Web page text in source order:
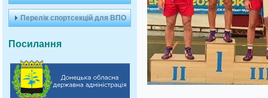
Перелік спортсекцій для ВПО
Посилання